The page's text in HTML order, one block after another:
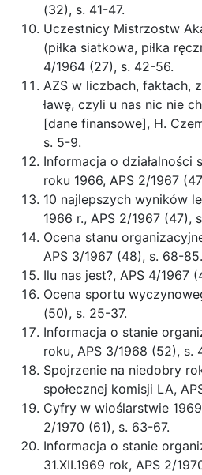
(32), s. 41-47.
Uczestnicy Mistrzostw
(piłka siatkowa, piłka
4/1964 (27), s. 42-56.
AZS w liczbach, faktach,
ławę, czyli u nas nic nie
[dane finansowe], H.
s. 5-9.
Informacja o
roku 1966, APS 2/1967
10 najlepszych wyników
1966 r., APS 2/1967 (47),
Ocena stanu
APS 3/1967 (48), s. 68-85.
Ilu nas jest?, APS 4/1967
Ocena sportu
(50), s. 25-37.
Informacja o stanie
roku, APS 3/1968 (52), s.
Spojrzenie na niedobry
społecznej komisji LA,
Cyfry w wioślarstwie
2/1970 (61), s. 63-67.
Informacja o stanie
31.XII.1969 rok, APS 2/